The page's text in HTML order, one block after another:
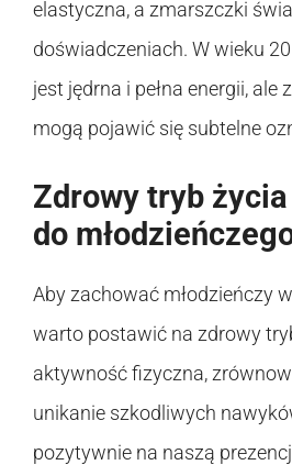
elastyczna, a zmarszczki
doświadczeniach. W wieku
jest jędrna i pełna energii, ale
mogą pojawić się subtelne
Zdrowy tryb
do
Aby zachować młodzieńczy
warto postawić na zdrowy
aktywność fizyczna,
unikanie szkodliwych
pozytywnie na naszą